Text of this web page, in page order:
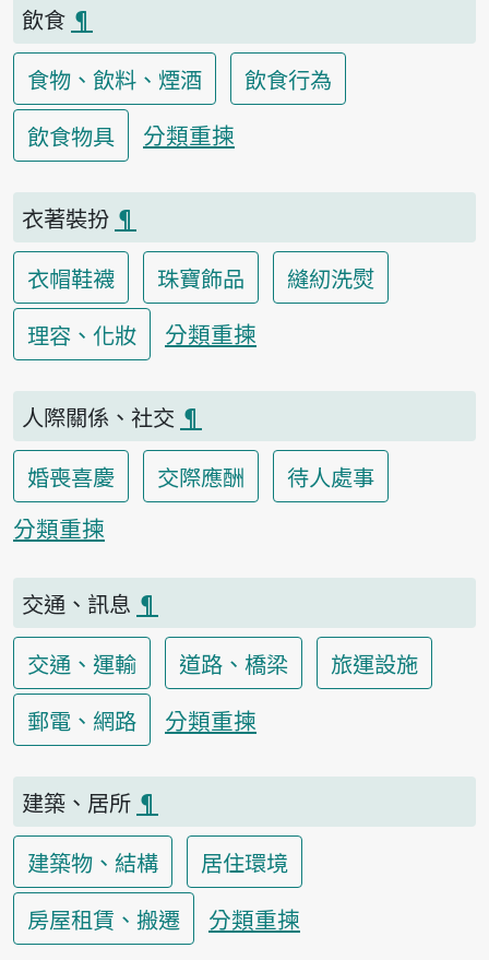
飲食 ¶
食物、飲料、煙酒
飲食行為
飲食物具
分類重揀
衣著裝扮 ¶
衣帽鞋襪
珠寶飾品
縫紉洗熨
理容、化妝
分類重揀
人際關係、社交 ¶
婚喪喜慶
交際應酬
待人處事
分類重揀
交通、訊息 ¶
交通、運輸
道路、橋梁
旅運設施
郵電、網路
分類重揀
建築、居所 ¶
建築物、結構
居住環境
房屋租賃、搬遷
分類重揀